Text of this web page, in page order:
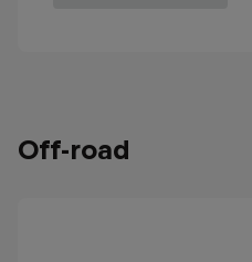
Off-road